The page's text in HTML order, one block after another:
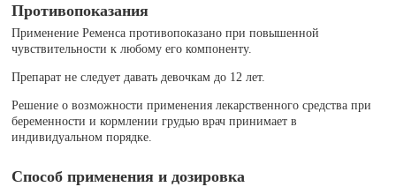
Противопоказания
Применение Ременса противопоказано при повышенной
чувствительности к любому его компоненту.
Препарат не следует давать девочкам до 12 лет.
Решение о возможности применения лекарственного средства при
беременности и кормлении грудью врач принимает в
индивидуальном порядке.
Способ применения и дозировка